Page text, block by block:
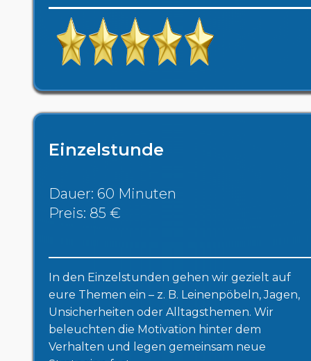
Einzelstunde
Dauer: 60 Minuten
Preis: 85 €
In den Einzelstunden gehen wir gezielt auf
eure Themen ein – z. B. Leinenpöbeln, Jagen,
Unsicherheiten oder Alltagsthemen. Wir
beleuchten die Motivation hinter dem
Verhalten und legen gemeinsam neue